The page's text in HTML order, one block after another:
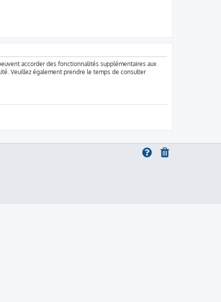
accorder des fonctionnalités supplémentaires aux
Veuillez également prendre le temps de consulter